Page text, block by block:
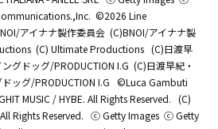
©2026 Line
アイナナ製作委員会 (C)BNOI/アイナナ製
(C) Ultimate Productions (C)日渡早
グドッグ/PRODUCTION I.G (C)日渡早紀・
ッグ/PRODUCTION I.G ©Luca Gambuti
MUSIC / HYBE. All Rights Reserved. (C)
Rights Reserved. ⓒ Getty Images ⓒ Getty